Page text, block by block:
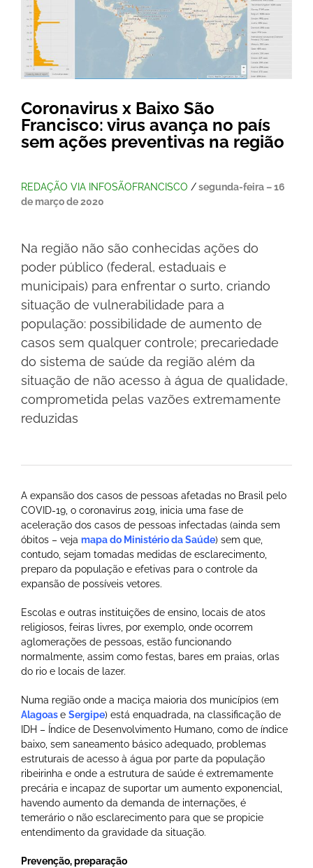
Coronavirus x Baixo São
Francisco: virus avança no país
sem ações preventivas na região
REDAÇÃO VIA INFOSÃOFRANCISCO /segunda-feira – 16
de março de 2020
Na região não são conhecidas ações do
poder público (federal, estaduais e
municipais) para enfrentar o surto, criando
situação de vulnerabilidade para a
população: possibilidade de aumento de
casos sem qualquer controle; precariedade
do sistema de saúde da região além da
situação de não acesso à água de qualidade,
comprometida pelas vazões extremamente
reduzidas
A expansão dos casos de pessoas afetadas no Brasil pelo
COVID-19, o coronavirus 2019, inicia uma fase de
aceleração dos casos de pessoas infectadas (ainda sem
óbitos – veja mapa do Ministério da Saúde) sem que,
contudo, sejam tomadas medidas de esclarecimento,
preparo da população e efetivas para o controle da
expansão de possíveis vetores.
Escolas e outras instituições de ensino, locais de atos
religiosos, feiras livres, por exemplo, onde ocorrem
aglomerações de pessoas, estão funcionando
normalmente, assim como festas, bares em praias, orlas
do rio e locais de lazer.
Numa região onde a maciça maioria dos municípios (em
Alagoase Sergipe) está enquadrada, na classificação de
IDH – Índice de Desenvolvimento Humano, como de índice
baixo, sem saneamento básico adequado, problemas
estruturais de acesso à água por parte da população
ribeirinha e onde a estrutura de saúde é extremamente
precária e incapaz de suportar um aumento exponencial,
havendo aumento da demanda de internações, é
temerário o não esclarecimento para que se propicie
entendimento da gravidade da situação.
Prevenção, preparação